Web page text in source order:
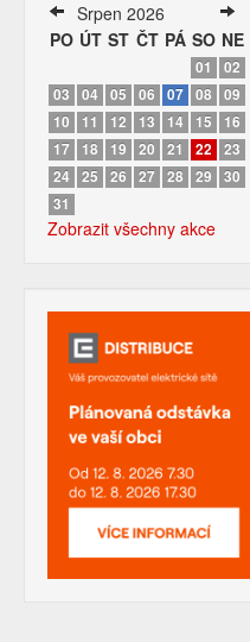
Srpen 2026
PO ÚT ST ČT PÁ SO NE
01
02
03
04 05 06 07 08
09
10
11 12 13 14 15
16
17 18 19 20 21 22
23
24
25 26 27 28 29
30
31
Zobrazit všechny akce